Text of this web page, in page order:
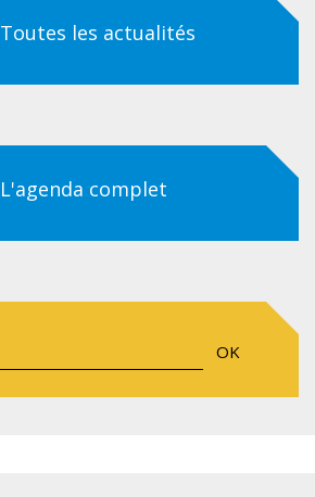
Toutes les actualités
L'agenda complet
OK